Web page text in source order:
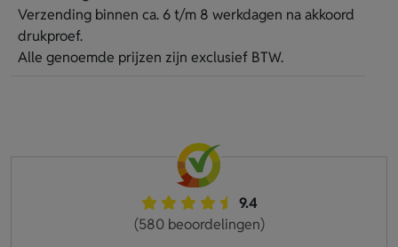
Verzending binnen ca. 6 t/m 8 werkdagen na akkoord
drukproef.
Alle genoemde prijzen zijn exclusief BTW.
9.4
(580 beoordelingen)